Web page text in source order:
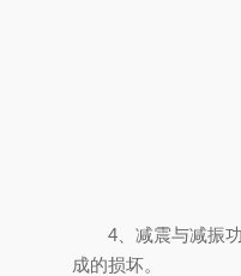
4、减震与减振功
成的损坏。